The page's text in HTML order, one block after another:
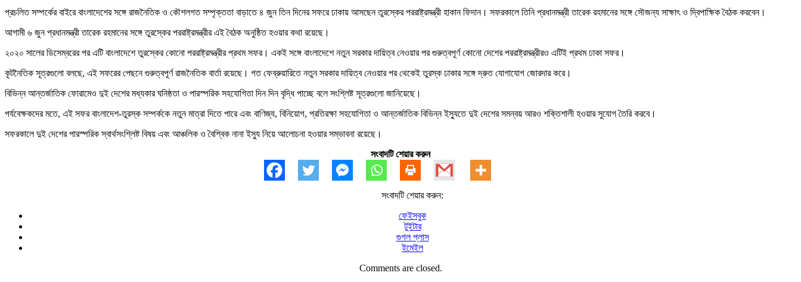
প্রচলিত সম্পর্কের বাইরে বাংলাদেশের সঙ্গে রাজনৈতিক ও কৌশলগত সম্পৃক্ততা বাড়াতে ৪ জুন তিন দিনের সফরে ঢাকায় আসছেন তুরস্কের পররাষ্ট্রমন্ত্রী হাকান ফিদান। সফরকালে তিনি প্রধানমন্ত্রী তারেক রহমানের সঙ্গে সৌজন্য সাক্ষাৎ ও দ্বিপাক্ষিক বৈঠক করবেন।
আগামী ৬ জুন প্রধানমন্ত্রী তারেক রহমানের সঙ্গে তুরস্কের পররাষ্ট্রমন্ত্রীর এই বৈঠক অনুষ্ঠিত হওয়ার কথা রয়েছে।
২০২০ সালের ডিসেম্বরের পর এটি বাংলাদেশে তুরস্কের কোনো পররাষ্ট্রমন্ত্রীর প্রথম সফর। একই সঙ্গে বাংলাদেশে নতুন সরকার দায়িত্ব নেওয়ার পর গুরুত্বপূর্ণ কোনো দেশের পররাষ্ট্রমন্ত্রীরও এটিই প্রথম ঢাকা সফর।
কূটনৈতিক সূত্রগুলো বলছে, এই সফরের পেছনে গুরুত্বপূর্ণ রাজনৈতিক বার্তা রয়েছে। গত ফেব্রুয়ারিতে নতুন সরকার দায়িত্ব নেওয়ার পর থেকেই তুরস্ক ঢাকার সঙ্গে দ্রুত যোগাযোগ জোরদার করে।
বিভিন্ন আন্তর্জাতিক ফোরামেও দুই দেশের মধ্যকার ঘনিষ্ঠতা ও পারস্পরিক সহযোগিতা দিন দিন বৃদ্ধি পাচ্ছে বলে সংশ্লিষ্ট সূত্রগুলো জানিয়েছে।
পর্যবেক্ষকদের মতে, এই সফর বাংলাদেশ-তুরস্ক সম্পর্ককে নতুন মাত্রা দিতে পারে এবং বাণিজ্য, বিনিয়োগ, প্রতিরক্ষা সহযোগিতা ও আন্তর্জাতিক বিভিন্ন ইস্যুতে দুই দেশের সমন্বয় আরও শক্তিশালী হওয়ার সুযোগ তৈরি করবে।
সফরকালে দুই দেশের পারস্পরিক স্বার্থসংশ্লিষ্ট বিষয় এবং আঞ্চলিক ও বৈশ্বিক নানা ইস্যু নিয়ে আলোচনা হওয়ার সম্ভাবনা রয়েছে।
সংবাদটি শেয়ার করুন
সংবাদটি শেয়ার করুন:
ফেইসবুক
টুইটার
গুগল প্লাস
ইমেইল
Comments are closed.